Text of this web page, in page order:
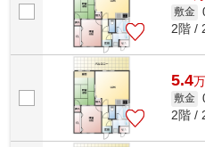
敷金
2階 /
5.4万
敷金
2階 /